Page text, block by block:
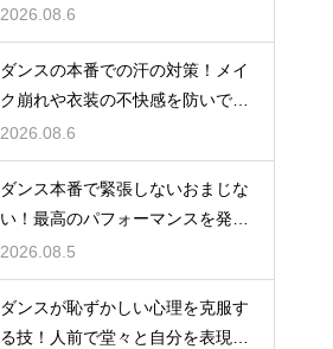
まで伸ばす
2026.08.6
ダンスの本番での汗の対策！メイ
ク崩れや衣装の不快感を防いで快
適に踊る
2026.08.6
ダンス本番で緊張しないおまじな
い！最高のパフォーマンスを発揮
する心理術
2026.08.5
ダンスが恥ずかしい心理を克服す
る技！人前で堂々と自分を表現す